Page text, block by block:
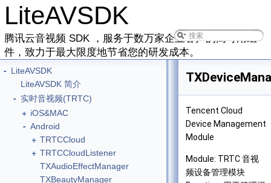
LiteAVSDK
腾讯云音视频 SDK ，服务于数万家企业客户的高可用组
件，致力于最大限度地节省您的研发成本。
- LiteAVSDK
LiteAVSDK 简介
- 实时音视频(TRTC)
+ iOS&MAC
- Android
+ TRTCCloud
+ TRTCCloudListener
TXAudioEffectManager
TXBeautyManager
Tencent Cloud
Device Management
Module
Module: TRTC 音视
频设备管理模块